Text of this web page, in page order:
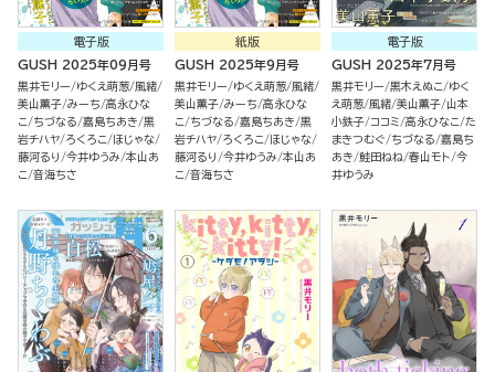
電子版
GUSH 2025年09月号
黒井モリー ゆくえ萌葱 風緒
美山薫子 みーち 高永ひな
こ
ちづなる 嘉島ちあき 黒
岩チハヤ ろくろこ
ほじゃな
藤河るり
今井ゆうみ 本山あ
こ 音海ちさ
紙版
GUSH 2025年9月号
黒井モリー ゆくえ萌葱 風緒
美山薫子 みーち 高永ひな
こ
ちづなる 嘉島ちあき 黒
岩チハヤ ろくろこ
ほじゃな
藤河るり
今井ゆうみ 本山あ
こ 音海ちさ
電子版
GUSH 2025年7月号
黒井モリー 黒木えぬこ
ゆく
え萌葱 風緒 美山薫子 山本
小鉄子 ココミ 高永ひなこ た
まきつむぐ
ちづなる 嘉島ち
あき 鮭田ねね 春山モト 今
井ゆうみ